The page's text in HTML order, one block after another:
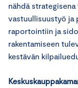
nähdä
vastuullisuustyö ja
raportointiin ja
rakentamiseen
kestävän